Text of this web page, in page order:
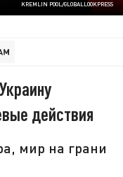
KREMLIN POOL/GLOBALLOOKPRESS
действия
мир на грани